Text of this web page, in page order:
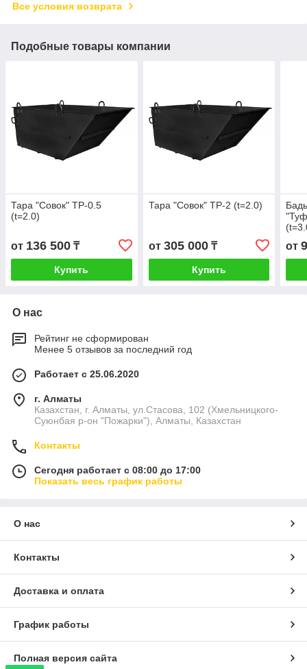
Все условия возврата
Подобные товары компании
Тара "Совок" TP-0.5
(t=2.0)
от 136 500 ₸
Купить
Тара "Совок" TP-2 (t=2.0)
от 305 000₸
Купить
от
О нас
Рейтинг не сформирован
Менее 5 отзывов за последний год
Работает с 25.06.2020
г. Алматы
Казахстан, г. Алматы, ул.Стасова, 102 (Хмельницкого-
Суюнбая р-он "Пожарки"), Алматы, Казахстан
Контакты
Сегодня работает с 08:00 до 17:00
Показать весь график работы
О нас
Контакты
Доставка и оплата
График работы
Полная версия сайта